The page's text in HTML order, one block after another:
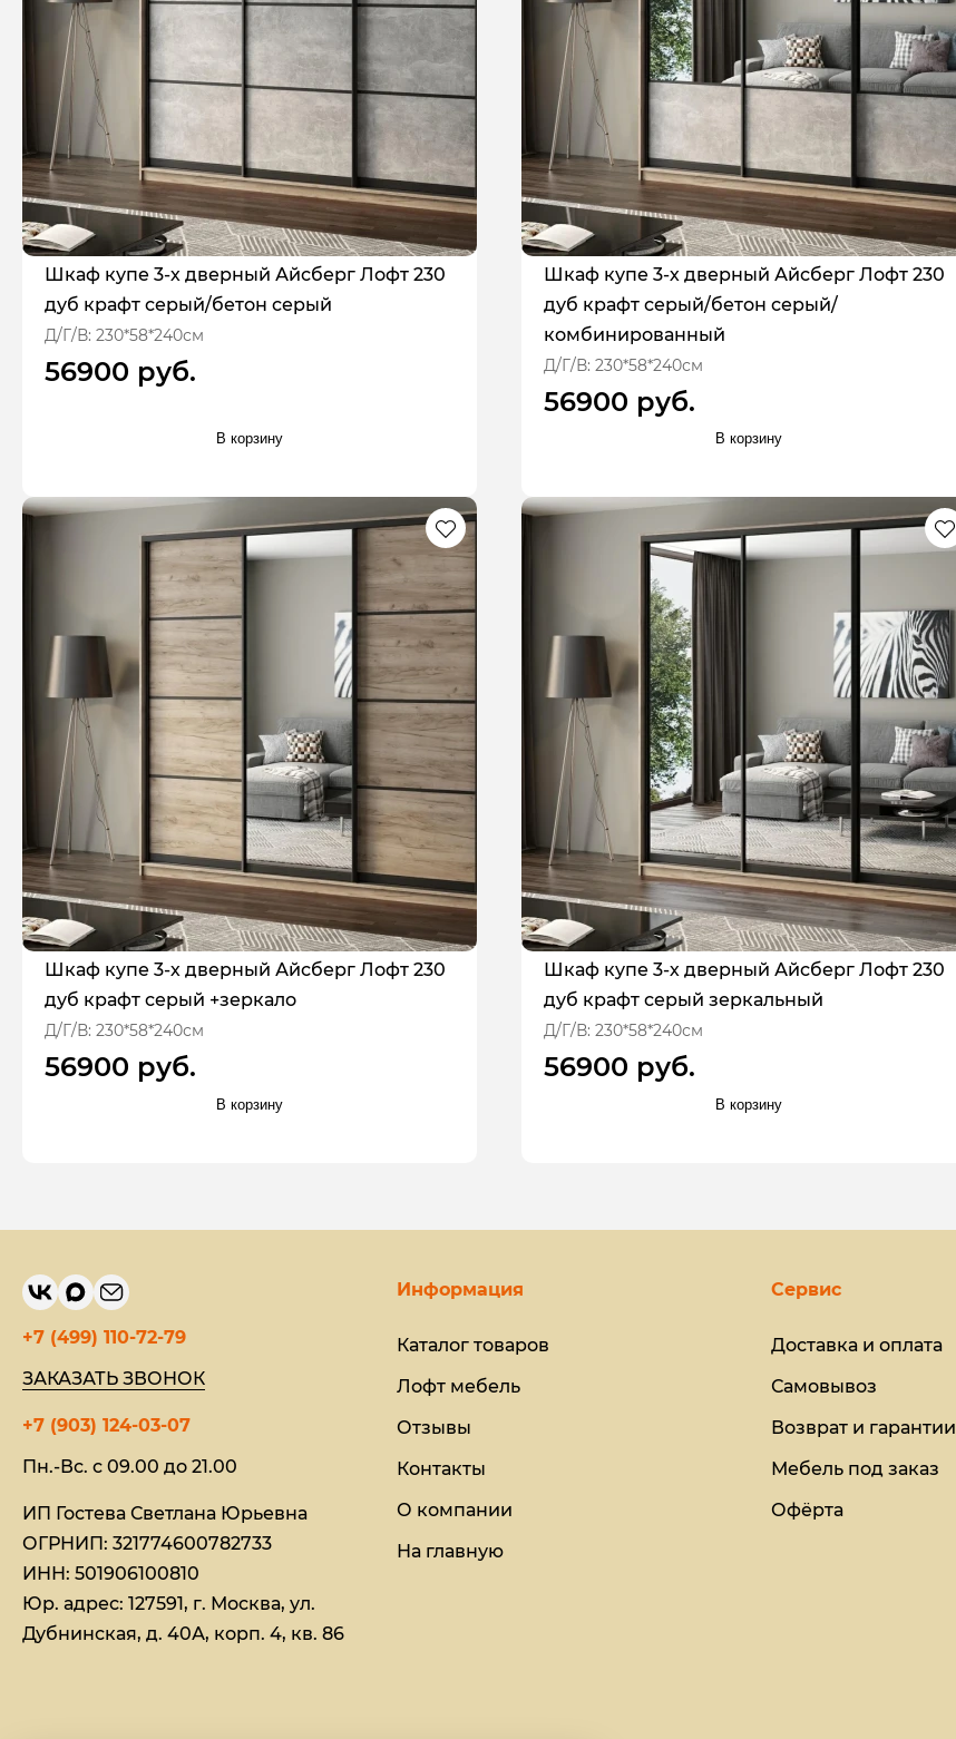
Шкаф купе 3-х дверный Айсберг Лофт 230
дуб крафт серый/бетон серый
Д/Г/В: 230*58*240см
56900 руб.
В корзину
Шкаф купе 3-х дверный Айсберг Лофт 230
дуб крафт серый/бетон серый/
комбинированный
Д/Г/В: 230*58*240см
56900 руб.
В корзину
Шкаф купе 3-х дверный Айсберг Лофт 230
дуб крафт серый +зеркало
Д/Г/В: 230*58*240см
56900 руб.
В корзину
Шкаф купе 3-х дверный Айсберг Лофт 230
дуб крафт серый зеркальный
Д/Г/В: 230*58*240см
56900 руб.
В корзину
+7 (499) 110-72-79
ЗАКАЗАТЬ ЗВОНОК
+7 (903) 124-03-07
Пн.-Вс. с 09.00 до 21.00
ИП Гостева Светлана Юрьевна​
ОГРНИП: 321774600782733
ИНН: 501906100810
Юр. адрес: 127591, г. Москва, ул.
Дубнинская, д. 40А, корп. 4, кв. 86
Информация
Каталог товаров
Лофт мебель
Отзывы
Контакты
О компании
На главную
Сервис
Доставка и оплата
Самовывоз
Возврат и гарантии
Мебель под заказ
Офёрта